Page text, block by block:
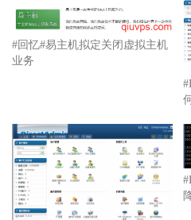
#回忆#易主机拟定关闭虚拟主机
业务